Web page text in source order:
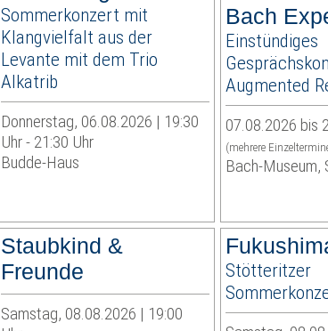
Sommerkonzert mit
Klangvielfalt aus der
Levante mit dem Trio
Alkatrib
Donnerstag, 06.08.2026 | 19:30
Uhr - 21:30 Uhr
Budde-Haus
Bach
Einstündiges
Augmented
07.08.2026 bis
(mehrere
Bach-Museum,
Staubkind &
Freunde
Samstag, 08.08.2026 | 19:00
Stötteritzer